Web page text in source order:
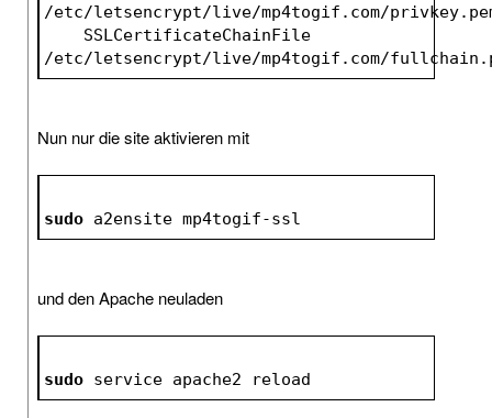
/etc/letsencrypt/live/mp4togif.com/
/etc/letsencrypt/live/mp4togif.com/
Nun nur die site aktivieren mit
sudo a2ensite mp4togif-ssl
und den Apache neuladen
sudo service apache2 reload